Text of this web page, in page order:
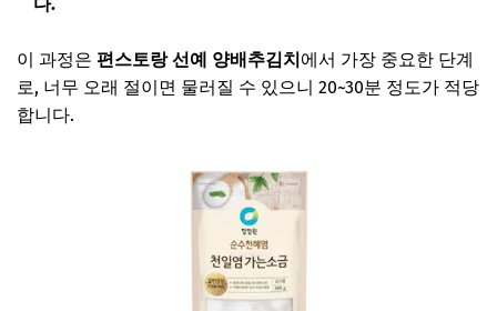
이 과정은 편스토랑 선예 양배추김치에서 가장 중요한 단계
로, 너무 오래 절이면 물러질 수 있으니 20~30분 정도가 적당
합니다.